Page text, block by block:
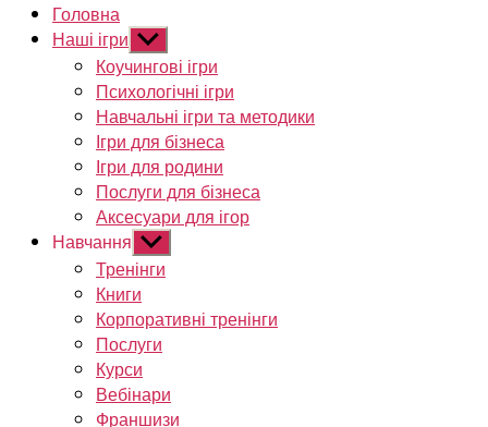
Головна
Наші ігри Показати
підменю
Коучингові ігри
Психологічні ігри
Навчальні ігри та методики
Ігри для бізнеса
Ігри для родини
Послуги для бізнеса
Аксесуари для ігор
Навчання Показати
підменю
Тренінги
Книги
Корпоративні тренінги
Послуги
Курси
Вебінари
Франшизи